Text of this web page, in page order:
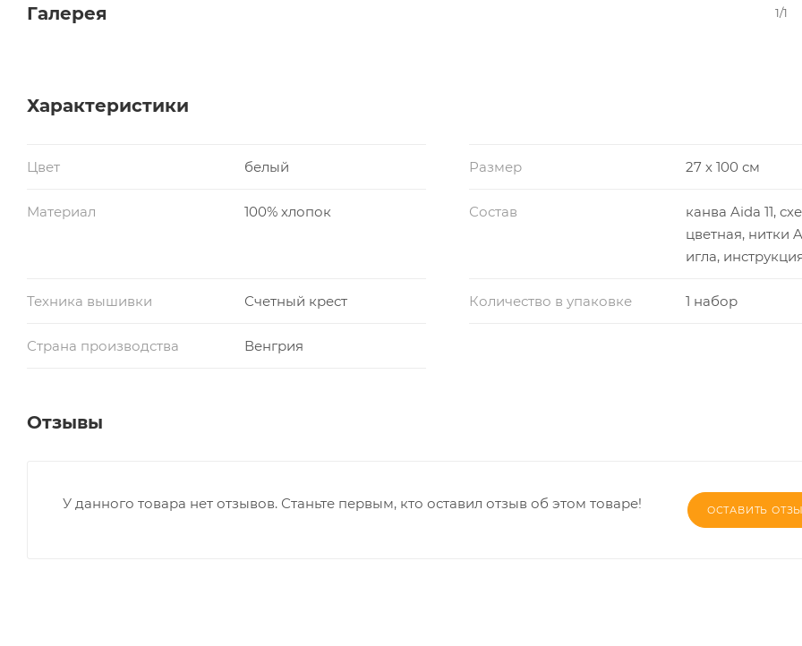
Галерея 1/1
Характеристики
Цвет белый Размер 27 х 100 см
Материал 100% хлопок Состав
канва Aida 11,
цветная, нитки
игла,
Техника вышивки Счетный крест Количество в упаковке 1 набор
Страна производства Венгрия
Отзывы
ОСТАВИТЬ
У данного товара нет отзывов. Станьте первым, кто оставил отзыв об этом товаре!